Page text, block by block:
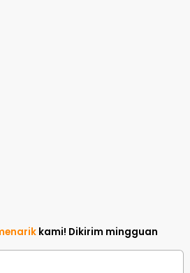
kami! Dikirim mingguan